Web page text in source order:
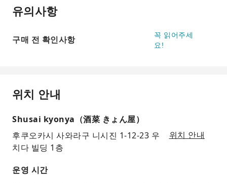
유의사항
구매 전 확인사항
꼭 읽어주세
요!
위치 안내
Shusai kyonya（酒菜 きょん屋）
후쿠오카시 사와라구 니시진 1-12-23 우
치다 빌딩 1층
위치 안내
운영 시간